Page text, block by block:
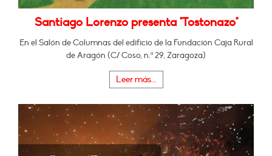
Santiago Lorenzo presenta "Tostonazo"
En el Salón de Columnas del edificio de la Fundación Caja Rural
de Aragón (C/ Coso, n.º 29, Zaragoza)
Leer más...